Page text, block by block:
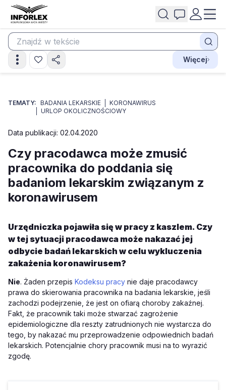
Więcej
TEMATY: BADANIA LEKARSKIE
KORONAWIRUS
URLOP OKOLICZNOŚCIOWY
Data publikacji: 02.04.2020
Czy pracodawca może zmusić
pracownika do poddania się
badaniom lekarskim związanym z
koronawirusem
Urzędniczka pojawiła się w pracy z kaszlem. Czy
w tej sytuacji pracodawca może nakazać jej
odbycie badań lekarskich w celu wykluczenia
zakażenia koronawirusem?
Nie. Żaden przepis Kodeksu pracy nie daje pracodawcy
prawa do skierowania pracownika na badania lekarskie, jeśli
zachodzi podejrzenie, że jest on ofiarą choroby zakaźnej.
Fakt, że pracownik taki może stwarzać zagrożenie
epidemiologiczne dla reszty zatrudnionych nie wystarcza do
tego, by nakazać mu przeprowadzenie odpowiednich badań
lekarskich. Potencjalnie chory pracownik musi na to wyrazić
zgodę.